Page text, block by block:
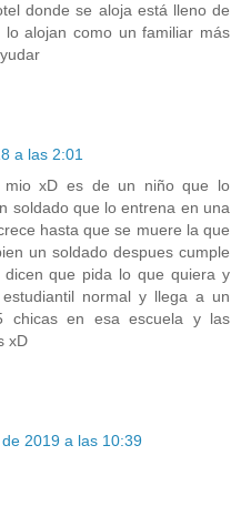
donde se aloja está lleno de
alojan como un familiar más
a las 2:01
mio xD es de un niño que lo
soldado que lo entrena en una
hasta que se muere la que
un soldado despues cumple
que pida lo que quiera y
normal y llega a un
chicas en esa escuela y las
xD
2019 a las 10:39